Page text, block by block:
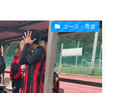
コース・専攻